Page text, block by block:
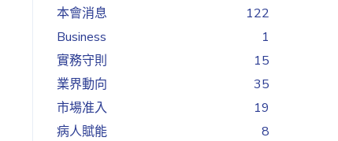
本會消息
122
Business
1
實務守則
15
業界動向
35
市場准入
19
病人賦能
8